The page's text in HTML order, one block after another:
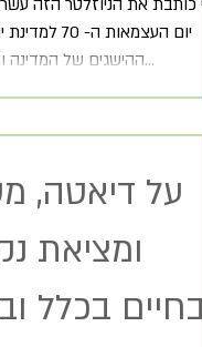
כותבת את הניוזלטר הזה
יום
ההישגים של המדינה והשוו את מה שהיה פעם...
על דיאטה,
ומציאת
בכלל